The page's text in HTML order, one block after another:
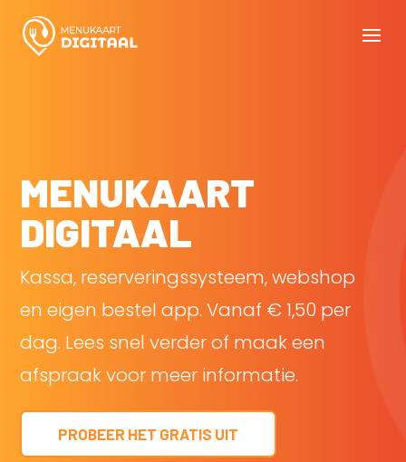
MENUKAART
DIGITAAL
Kassa, reserveringssysteem, webshop
en eigen bestel app. Vanaf € 1,50 per
dag. Lees snel verder of maak een
afspraak voor meer informatie.
PROBEER HET GRATIS UIT